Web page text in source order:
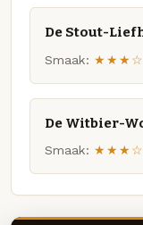
De Stout-
Smaak:
De Witbier-
Smaak: